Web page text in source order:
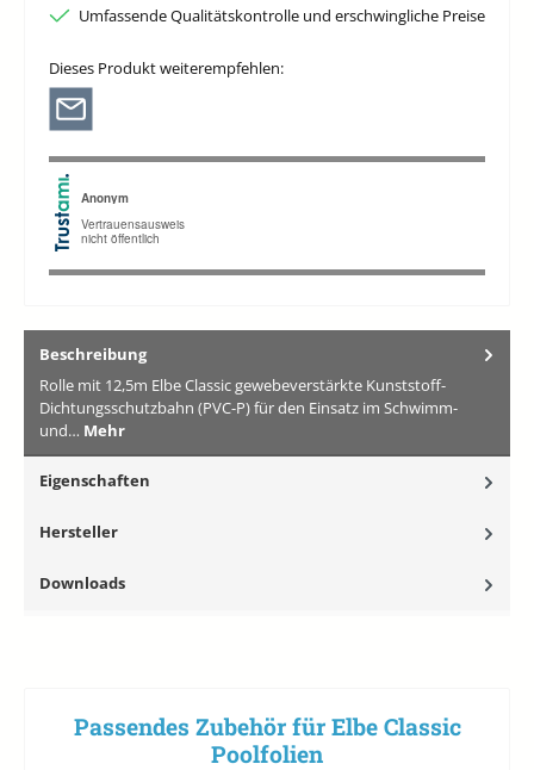
Umfassende Qualitätskontrolle und erschwingliche Preise
Dieses Produkt weiterempfehlen:
Beschreibung
Rolle mit 12,5m Elbe Classic gewebeverstärkte Kunststoff-
Dichtungsschutzbahn (PVC-P) für den Einsatz im Schwimm-
und… Mehr
Eigenschaften
Hersteller
Downloads
Passendes Zubehör für Elbe Classic
Poolfolien